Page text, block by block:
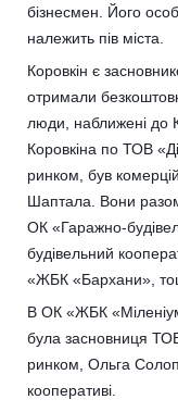
бізнесмен. Його
належить пів міста.
Коровкін є
отримали
люди, наближені до
Коровкіна по ТОВ
ринком, був
Шаптала. Вони
ОК «Гаражно-
будівельний
«ЖБК «Бархани»,
В ОК «ЖБК
була засновниця
ринком, Ольга
кооперативі.